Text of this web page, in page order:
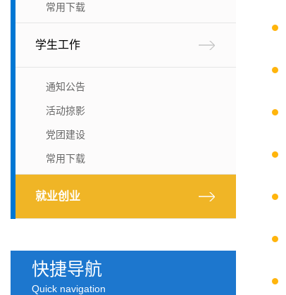
常用下载
学生工作
通知公告
活动掠影
党团建设
常用下载
就业创业
快捷导航
Quick navigation